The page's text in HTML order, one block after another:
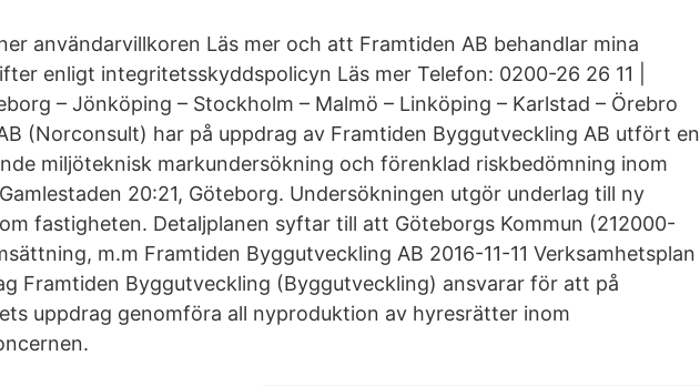
användarvillkoren Läs mer och att Framtiden AB behandlar mina
enligt integritetsskyddspolicyn Läs mer Telefon: 0200-26 26 11 |
– Jönköping – Stockholm – Malmö – Linköping – Karlstad – Örebro
(Norconsult) har på uppdrag av Framtiden Byggutveckling AB utfört en
miljöteknisk markundersökning och förenklad riskbedömning inom
20:21, Göteborg. Undersökningen utgör underlag till ny
fastigheten. Detaljplanen syftar till att Göteborgs Kommun (212000-
m.m Framtiden Byggutveckling AB 2016-11-11 Verksamhetsplan
Framtiden Byggutveckling (Byggutveckling) ansvarar för att på
uppdrag genomföra all nyproduktion av hyresrätter inom